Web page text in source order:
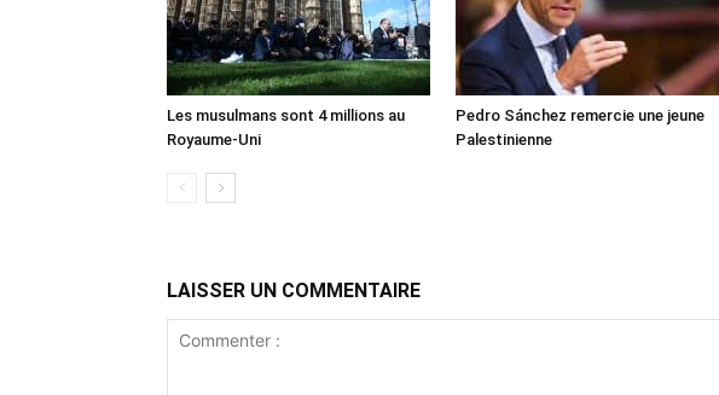
Les musulmans sont 4 millions au
Royaume-Uni
Pedro Sánchez remercie une jeune
Palestinienne
LAISSER UN COMMENTAIRE